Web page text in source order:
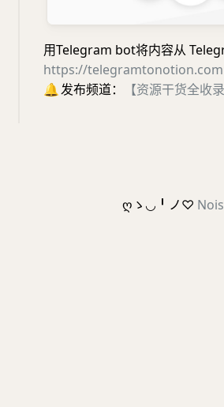
用Telegram bot将内容从
https://telegramtonotion.com
🔔发布频道： 【资源干货全收录
ღゝ◡╹ノ♡